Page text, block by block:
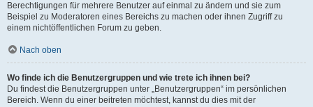
Berechtigungen für mehrere Benutzer auf einmal zu ändern und sie zum
Beispiel zu Moderatoren eines Bereichs zu machen oder ihnen Zugriff zu
einem nichtöffentlichen Forum zu geben.
Nach oben
Wo finde ich die Benutzergruppen und wie trete ich ihnen bei?
Du findest die Benutzergruppen unter „Benutzergruppen“ im persönlichen
Bereich. Wenn du einer beitreten möchtest, kannst du dies mit der